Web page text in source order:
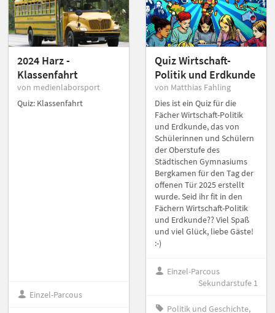
2024 Harz -
Klassenfahrt
von medienlaborsport
Quiz: Klassenfahrt
Einzel-Parcous
Quiz Wirtschaft-
Politik und Erdkunde
von Matthias Fahling
Dies ist ein Quiz für die
Fächer Wirtschaft-Politik
und Erdkunde, das von
Schülerinnen und Schülern
der Oberstufe des
Städtischen Gymnasiums
Bergkamen für den Tag der
offenen Tür 2025 erstellt
wurde. Seid ihr fit in den
Fächern Wirtschaft-Politik
und Erdkunde?? Viel Spaß
und viel Glück, liebe Gäste!
:-)
Einzel-Parcous
Sekundarstufe 1
Politik und Geschichte,